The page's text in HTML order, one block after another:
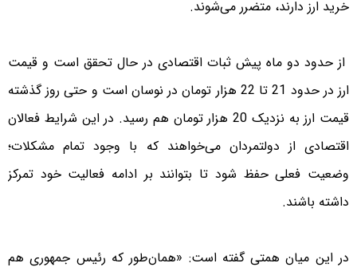
خرید ارز دارند، متضرر می‌شوند.
از حدود دو ماه پیش ثبات اقتصادی در حال تحقق است و قیمت
ارز در حدود 21 تا 22 هزار تومان در نوسان است و حتی روز گذشته
قیمت ارز به نزدیک 20 هزار تومان هم رسید. در این شرایط فعالان
اقتصادی از دولتمردان می‌خواهند که با وجود تمام مشکلات؛
وضعیت فعلی حفظ شود تا بتوانند بر ادامه فعالیت خود تمرکز
داشته باشند.
در این میان همتی گفته است: «همان‌طور که رئیس جمهوری هم